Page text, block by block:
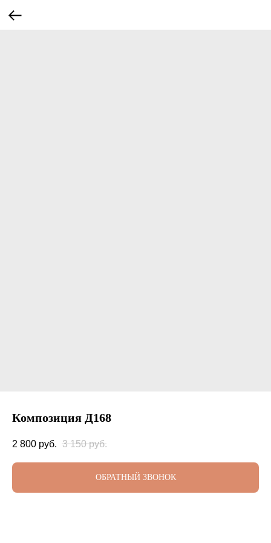
Композиция Д168
2 800 руб. 3 150 руб.
ОБРАТНЫЙ ЗВОНОК